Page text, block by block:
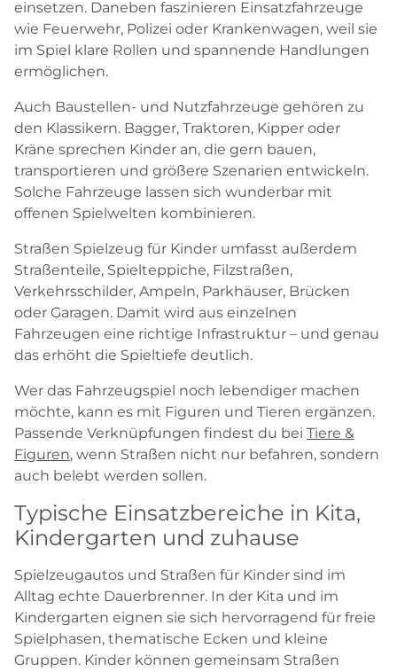
einsetzen. Daneben faszinieren Einsatzfahrzeuge
wie Feuerwehr, Polizei oder Krankenwagen, weil sie
im Spiel klare Rollen und spannende Handlungen
ermöglichen.
Auch Baustellen- und Nutzfahrzeuge gehören zu
den Klassikern. Bagger, Traktoren, Kipper oder
Kräne sprechen Kinder an, die gern bauen,
transportieren und größere Szenarien entwickeln.
Solche Fahrzeuge lassen sich wunderbar mit
offenen Spielwelten kombinieren.
Straßen Spielzeug für Kinder umfasst außerdem
Straßenteile, Spielteppiche, Filzstraßen,
Verkehrsschilder, Ampeln, Parkhäuser, Brücken
oder Garagen. Damit wird aus einzelnen
Fahrzeugen eine richtige Infrastruktur – und genau
das erhöht die Spieltiefe deutlich.
Wer das Fahrzeugspiel noch lebendiger machen
möchte, kann es mit Figuren und Tieren ergänzen.
Passende Verknüpfungen findest du bei Tiere &
Figuren, wenn Straßen nicht nur befahren, sondern
auch belebt werden sollen.
Typische Einsatzbereiche in Kita,
Kindergarten und zuhause
Spielzeugautos und Straßen für Kinder sind im
Alltag echte Dauerbrenner. In der Kita und im
Kindergarten eignen sie sich hervorragend für freie
Spielphasen, thematische Ecken und kleine
Gruppen. Kinder können gemeinsam Straßen